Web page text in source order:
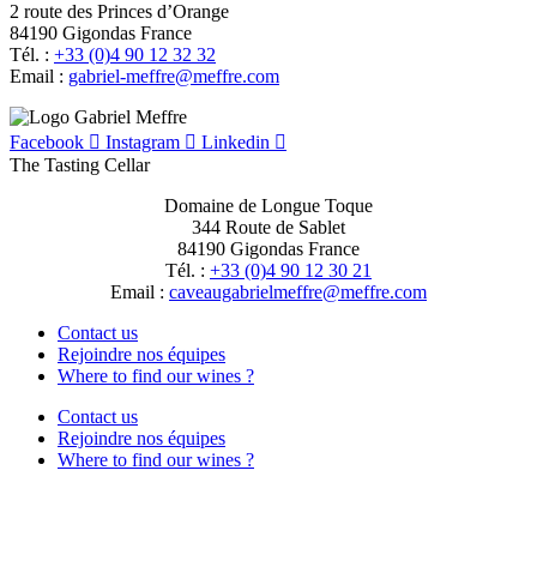
2 route des Princes d’Orange
84190 Gigondas France
Tél. : +33 (0)4 90 12 32 32
Email : moc.erffem@erffem-leirbag
Facebook Instagram
Linkedin
The Tasting Cellar
Domaine de Longue Toque
344 Route de Sablet
84190 Gigondas France
Tél. : +33 (0)4 90 12 30 21
Email : moc.erffem@erffemleirbaguaevac
Contact us
Rejoindre nos équipes
Where to find our wines ?
Contact us
Rejoindre nos équipes
Where to find our wines ?